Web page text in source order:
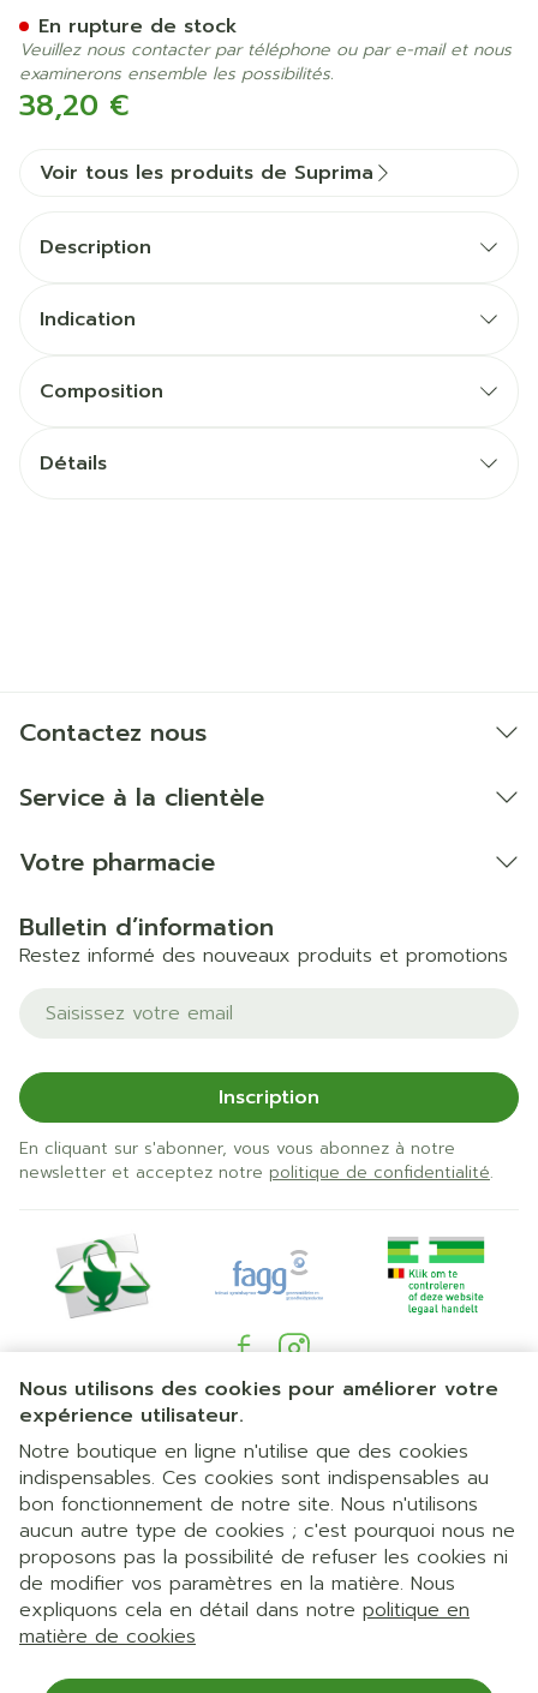
Nous utilisons des cookies pour améliorer votre
expérience utilisateur.
Notre boutique en ligne n'utilise que des cookies
indispensables. Ces cookies sont indispensables au
bon fonctionnement de notre site. Nous n'utilisons
aucun autre type de cookies ; c'est pourquoi nous ne
proposons pas la possibilité de refuser les cookies ni
de modifier vos paramètres en la matière. Nous
expliquons cela en détail dans notre politique en
matière de cookies
38,20 €
En rupture de stock
Veuillez nous contacter par téléphone ou par e-mail et nous
examinerons ensemble les possibilités.
Voir tous les produits de Suprima
Description
Indication
Composition
Détails
Paquet
Stuk
Préservation
25°C)
Contactez nous
Service à la clientèle
Votre pharmacie
Bulletin d’information
Restez informé des nouveaux produits et promotions
Adresse mail
Inscription
En cliquant sur s'abonner, vous vous abonnez à notre
newsletter et acceptez notre politique de confidentialité.
Liens légaux